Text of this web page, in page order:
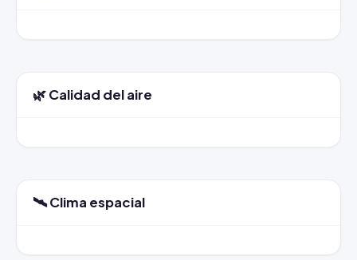
🌿 Calidad del aire
🛰️ Clima espacial